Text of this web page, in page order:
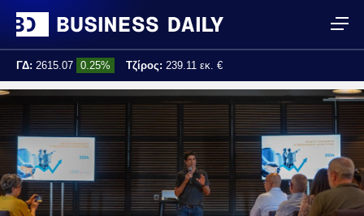
ΓΔ: 2615.07 0.25% Τζίρος: 239.11 εκ. €
Τελ. ενημέρωση: 17:25:01